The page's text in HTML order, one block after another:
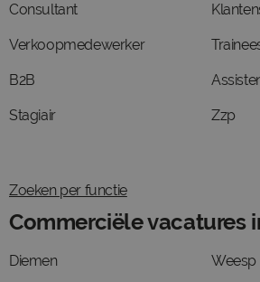
Consultant
Verkoopmedewerker
B2B
Stagiair Zzp
Zoeken per functie
Commerciële vacatures
Diemen Weesp